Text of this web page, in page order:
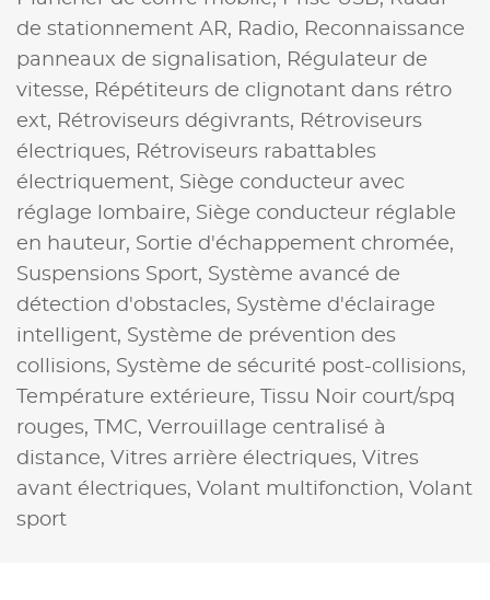
de stationnement AR, Radio, Reconnaissance
panneaux de signalisation, Régulateur de
vitesse, Répétiteurs de clignotant dans rétro
ext, Rétroviseurs dégivrants, Rétroviseurs
électriques, Rétroviseurs rabattables
électriquement, Siège conducteur avec
réglage lombaire, Siège conducteur réglable
en hauteur, Sortie d'échappement chromée,
Suspensions Sport, Système avancé de
détection d'obstacles, Système d'éclairage
intelligent, Système de prévention des
collisions, Système de sécurité post-collisions,
Température extérieure,
Tissu Noir court/spq
rouges,
TMC, Verrouillage centralisé à
distance, Vitres arrière électriques, Vitres
avant électriques, Volant multifonction, Volant
sport